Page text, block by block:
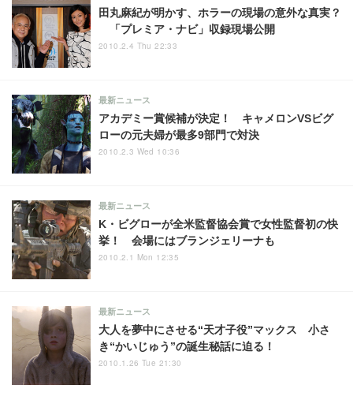
田丸麻紀が明かす、ホラーの現場の意外な真実？
「プレミア・ナビ」収録現場公開
2010.2.4 Thu 22:33
アカデミー賞候補が決定！ キャメロンVSビグ
ローの元夫婦が最多9部門で対決
最新ニュース
2010.2.3 Wed 10:36
K・ビグローが全米監督協会賞で女性監督初の快
挙！ 会場にはブランジェリーナも
最新ニュース
2010.2.1 Mon 12:35
大人を夢中にさせる“天才子役”マックス 小さ
き“かいじゅう”の誕生秘話に迫る！
最新ニュース
2010.1.26 Tue 21:30